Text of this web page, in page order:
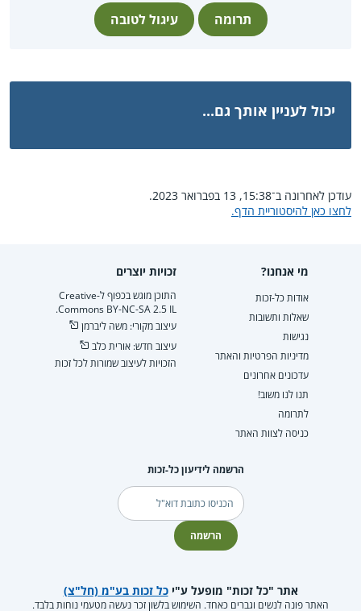
תרומה עיגול לטובה
יכול לעניין אותך גם...
עודכן לאחרונה ב־15:38, 13 בפברואר 2023.
לחצו כאן להיסטוריית הדף.
מי אנחנו?
אודות כל-זכות
שאלות ותשובות
נגישות
מדיניות הפרטיות והאתר
עדכונים אחרונים
תנו לנו משוב!
לתרומה
כניסה לצוות האתר
זכויות יוצרים
התוכן מוגש בכפוף ל-Creative
Commons BY-NC-SA 2.5 IL.
עיצוב מקורי: משה ליברמן
עיצוב חדש: אורית כלב
הזכויות לעיצוב שמורות לכל זכות
הרשמה לידיעון כל-זכות
דוא"ל
הרשמה
אתר "כל זכות" מופעל ע"יכל זכות בע"מ (חל"צ)
האתר פונה לנשים וגברים כאחד. השימוש בלשון זכר נעשה מטעמי נוחות בלבד.